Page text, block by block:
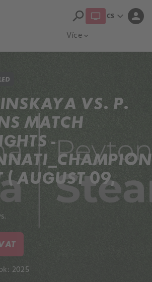
Více expand_more
search CS expand_more person
VS. P.
MATCH
-
( AUGUST 09,
2025